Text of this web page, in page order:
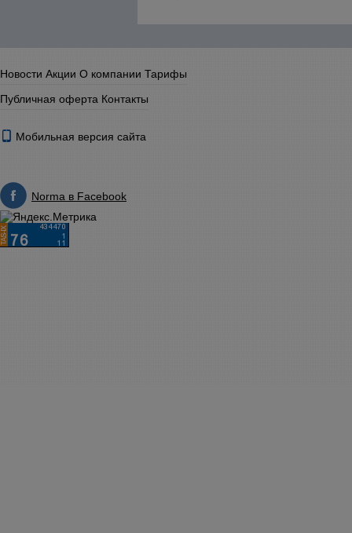
Новости Акции О компании Тарифы
Публичная оферта Контакты
Мобильная версия сайта
Norma в Facebook